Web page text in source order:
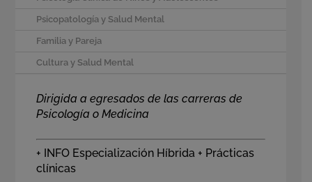
Psicopatología y Salud Mental
Familia y Pareja
Cultura y Salud Mental
Dirigida a egresados de las carreras de
Psicología o Medicina
+ INFO Especialización Híbrida + Prácticas
clínicas